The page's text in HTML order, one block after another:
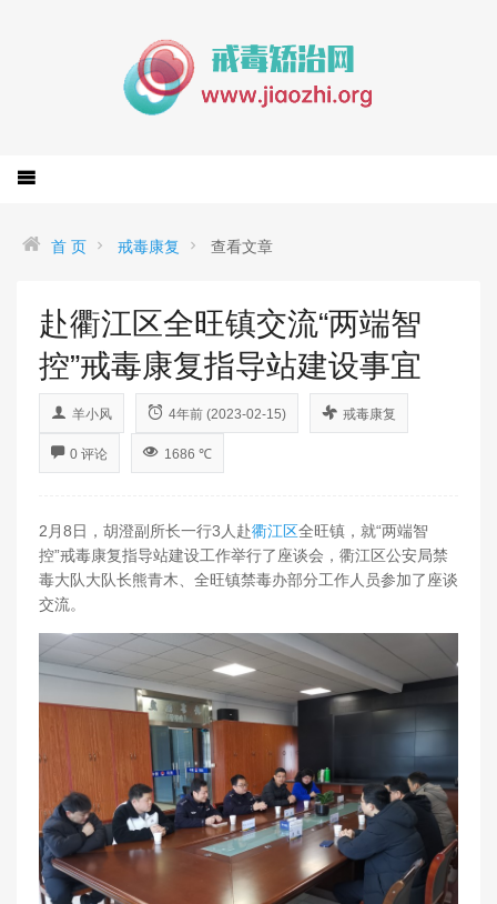
首 页 戒毒康复 查看文章
赴衢江区全旺镇交流“两端智
控”戒毒康复指导站建设事宜
羊小风 4年前 (2023-02-15) 戒毒康复
0 评论 1686 ℃
2月8日，胡澄副所长一行3人赴衢江区全旺镇，就“两端智
控”戒毒康复指导站建设工作举行了座谈会，衢江区公安局禁
毒大队大队长熊青木、全旺镇禁毒办部分工作人员参加了座谈
交流。